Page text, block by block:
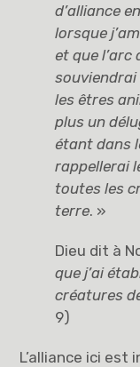
d’alliance
lorsque
et que l’arc
souviendrai
les êtres
plus un
étant dans
rappellerai
toutes les
terre. »
Dieu dit à
que j’ai
créatures
9)
L’alliance ici est